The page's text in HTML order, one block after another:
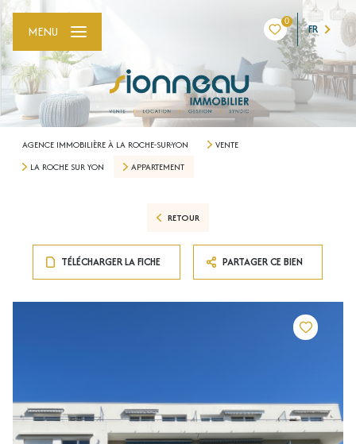
0
FR
MENU
AGENCE IMMOBILIÈRE À LA ROCHE-SUR-YON
VENTE
LA ROCHE SUR YON
APPARTEMENT
RETOUR
TÉLÉCHARGER LA FICHE PARTAGER CE BIEN